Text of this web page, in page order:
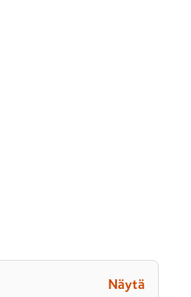
Näytä